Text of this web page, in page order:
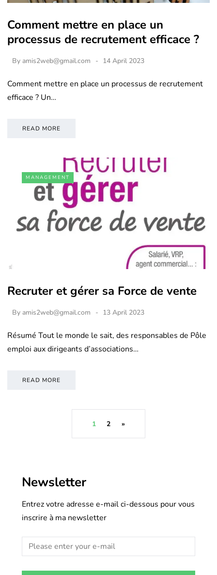
Comment mettre en place un
processus de recrutement efficace ?
By amis2web@gmail.com 14 April 2023
Comment mettre en place un processus de recrutement
efficace ? Un…
READ MORE
MANAGEMENT
Recruter et gérer sa Force de vente
By amis2web@gmail.com 13 April 2023
Résumé Tout le monde le sait, des responsables de Pôle
emploi aux dirigeants d’associations…
READ MORE
1 2 »
Newsletter
Entrez votre adresse e-mail ci-dessous pour vous
inscrire à ma newsletter